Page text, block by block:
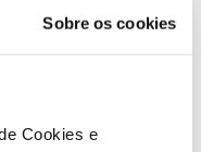
Sobre os cookies
Cookies e
atualizadose
adaptam